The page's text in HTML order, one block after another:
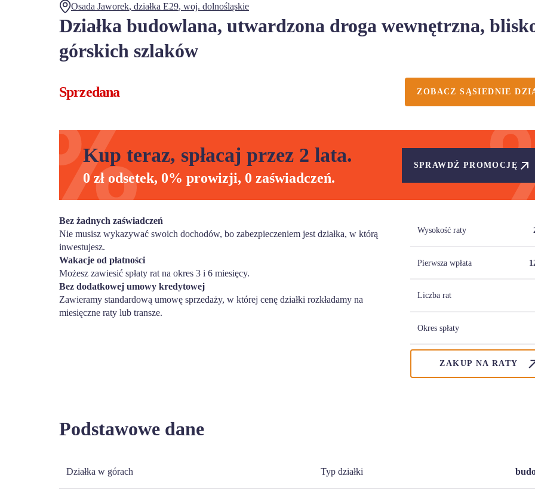
Osada Jaworek, działka E29, woj. dolnośląskie
Działka budowlana, utwardzona droga wewnętrzna,
górskich szlaków
Sprzedana ZOBACZ SĄSIEDNIE
Kup teraz, spłacaj przez 2 lata.
0 zł odsetek, 0% prowizji, 0 zaświadczeń.
SPRAWDŹ PROMOCJĘ
Bez żadnych zaświadczeń
Nie musisz wykazywać swoich dochodów, bo zabezpieczeniem jest działka, w którą
inwestujesz.
Wakacje od płatności
Możesz zawiesić spłaty rat na okres 3 i 6 miesięcy.
Bez dodatkowej umowy kredytowej
Zawieramy standardową umowę sprzedaży, w której cenę działki rozkładamy na
miesięczne raty lub transze.
Wysokość raty
Pierwsza wpłata
Liczba rat
Okres spłaty
ZAKUP NA RATY
Podstawowe dane
Działka w górach Typ działki